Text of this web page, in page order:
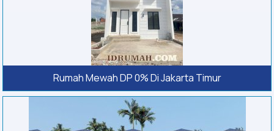
Rumah Mewah DP 0% Di Jakarta Timur